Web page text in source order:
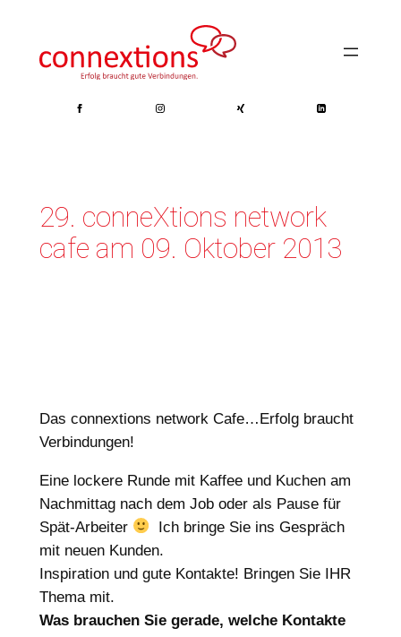
springen
29. conneXtions network
cafe am 09. Oktober 2013
Das connextions network Cafe…Erfolg braucht
Verbindungen!
Eine lockere Runde mit Kaffee und Kuchen am
Nachmittag nach dem Job oder als Pause für
Spät-Arbeiter
Ich bringe Sie ins Gespräch
mit neuen Kunden.
Inspiration und gute Kontakte! Bringen Sie IHR
Thema mit.
Was brauchen Sie gerade, welche Kontakte